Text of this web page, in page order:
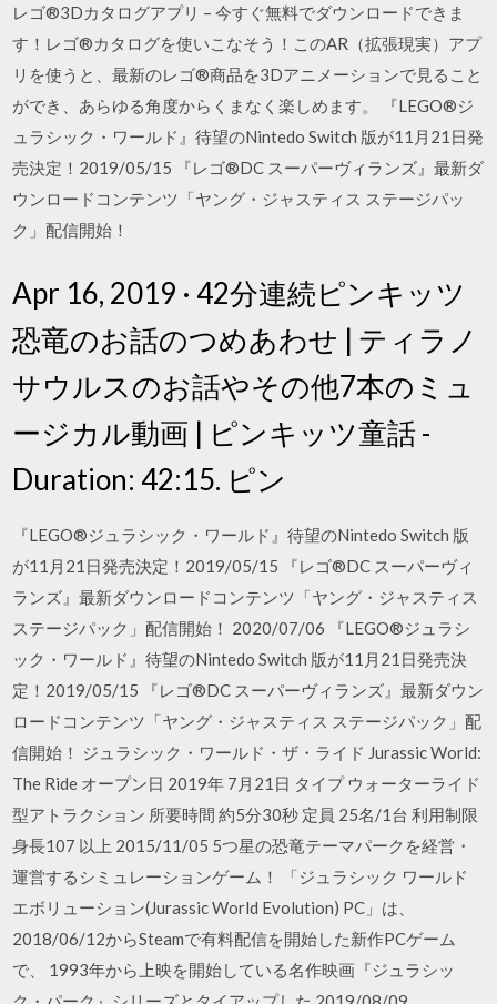
レゴ®3Dカタログアプリ – 今すぐ無料でダウンロードできま
す！レゴ®カタログを使いこなそう！このAR（拡張現実）アプ
リを使うと、最新のレゴ®商品を3Dアニメーションで見ること
ができ、あらゆる角度からくまなく楽しめます。 『LEGO®ジ
ュラシック・ワールド』待望のNintedo Switch 版が11月21日発
売決定！2019/05/15 『レゴ®DC スーパーヴィランズ』最新ダ
ウンロードコンテンツ「ヤング・ジャスティス ステージパッ
ク」配信開始！
Apr 16, 2019 · 42分連続ピンキッツ
恐竜のお話のつめあわせ | ティラノ
サウルスのお話やその他7本のミュ
ージカル動画 | ピンキッツ童話 -
Duration: 42:15. ピン
『LEGO®ジュラシック・ワールド』待望のNintedo Switch 版
が11月21日発売決定！2019/05/15 『レゴ®DC スーパーヴィ
ランズ』最新ダウンロードコンテンツ「ヤング・ジャスティス
ステージパック」配信開始！ 2020/07/06 『LEGO®ジュラシ
ック・ワールド』待望のNintedo Switch 版が11月21日発売決
定！2019/05/15 『レゴ®DC スーパーヴィランズ』最新ダウン
ロードコンテンツ「ヤング・ジャスティス ステージパック」配
信開始！ ジュラシック・ワールド・ザ・ライド Jurassic World:
The Ride オープン日 2019年 7月21日 タイプ ウォーターライド
型アトラクション 所要時間 約5分30秒 定員 25名/1台 利用制限
身長107 以上 2015/11/05 5つ星の恐竜テーマパークを経営・
運営するシミュレーションゲーム！ 「ジュラシック ワールド
エボリューション(Jurassic World Evolution) PC」は、
2018/06/12からSteamで有料配信を開始した新作PCゲーム
で、 1993年から上映を開始している名作映画『ジュラシッ